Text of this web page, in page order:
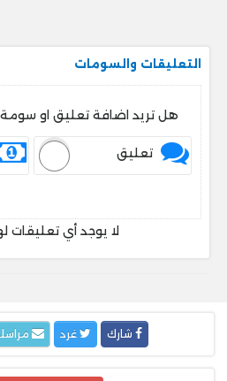
التعليقات والسومات
هل تريد اضافة تعليق او
تعليق
لا يوجد أي تعليقات
شارك غرد